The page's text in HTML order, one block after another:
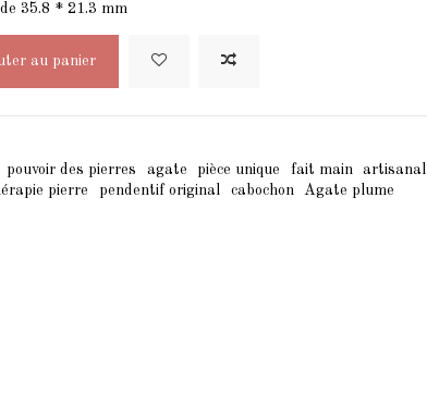
35.8 * 21.3 mm
au panier
pouvoir des pierres agate pièce unique fait main artisanal
pierre pendentif original cabochon Agate plume